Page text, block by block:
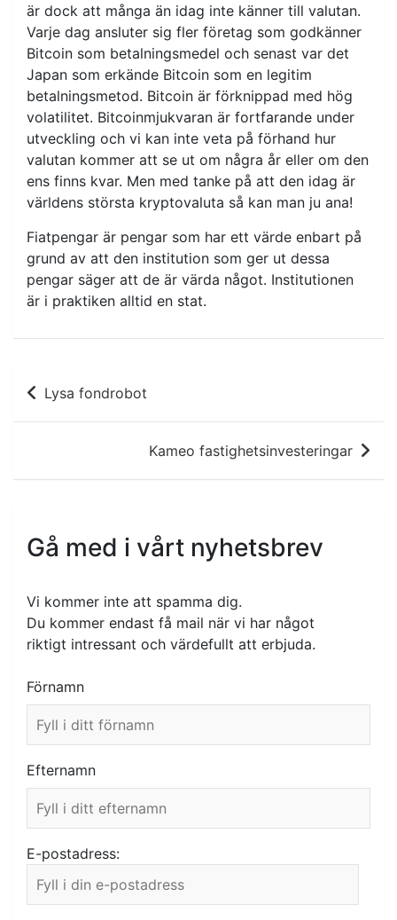
är dock att många än idag inte känner till valutan.
Varje dag ansluter sig fler företag som godkänner
Bitcoin som betalningsmedel och senast var det
Japan som erkände Bitcoin som en legitim
betalningsmetod. Bitcoin är förknippad med hög
volatilitet. Bitcoinmjukvaran är fortfarande under
utveckling och vi kan inte veta på förhand hur
valutan kommer att se ut om några år eller om den
ens finns kvar. Men med tanke på att den idag är
världens största kryptovaluta så kan man ju ana!
Fiatpengar är pengar som har ett värde enbart på
grund av att den institution som ger ut dessa
pengar säger att de är värda något. Institutionen
är i praktiken alltid en stat.
Inläggsnavigering
Lysa fondrobot
Kameo fastighetsinvesteringar
Gå med i vårt nyhetsbrev
Vi kommer inte att spamma dig.
Du kommer endast få mail när vi har något
riktigt intressant och värdefullt att erbjuda.
Förnamn
Efternamn
E-postadress: